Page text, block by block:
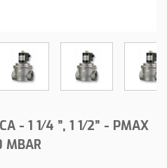
- 1 1⁄4 ”, 1 1⁄2” - PMAX
MBAR